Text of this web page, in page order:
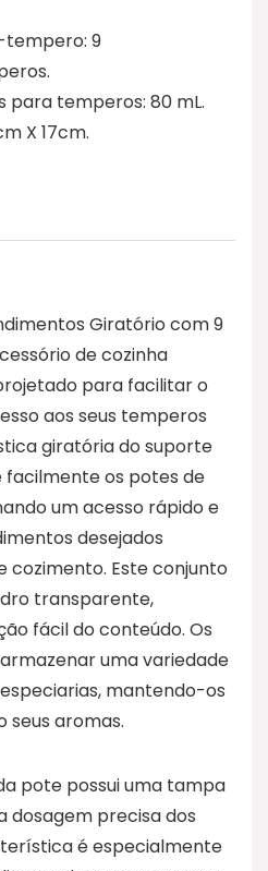
9
para temperos: 80 mL.
X 17cm.
Giratório com 9
de cozinha
para facilitar o
aos seus temperos
giratória do suporte
os potes de
um acesso rápido e
desejados
cozimento. Este conjunto
transparente,
fácil do conteúdo. Os
uma variedade
mantendo-os
seus aromas.
pote possui uma tampa
dosagem precisa dos
é especialmente